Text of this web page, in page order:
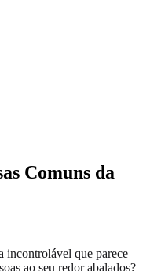
Comuns da
incontrolável que parece
ao seu redor abalados?